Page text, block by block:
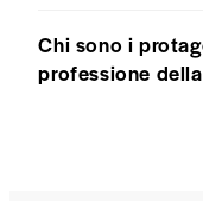
Chi sono i
professione